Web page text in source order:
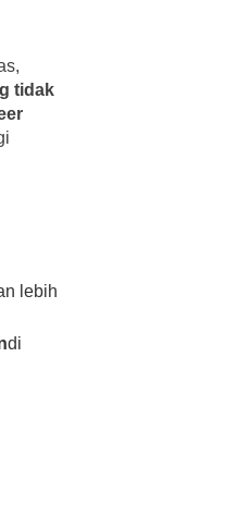
tidak
lebih
di